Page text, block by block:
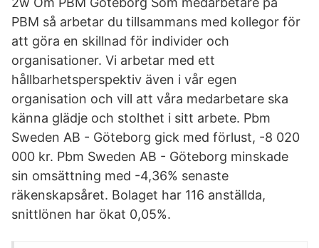
PBM så arbetar du tillsammans med kollegor för
att göra en skillnad för individer och
organisationer. Vi arbetar med ett
hållbarhetsperspektiv även i vår egen
organisation och vill att våra medarbetare ska
känna glädje och stolthet i sitt arbete. Pbm
Sweden AB - Göteborg gick med förlust, -8 020
000 kr. Pbm Sweden AB - Göteborg minskade
sin omsättning med -4,36% senaste
räkenskapsåret. Bolaget har 116 anställda,
snittlönen har ökat 0,05%.